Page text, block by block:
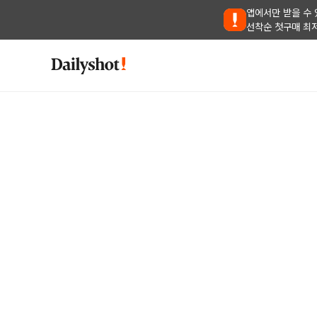
앱에서만 받을 수
선착순 첫구매 최